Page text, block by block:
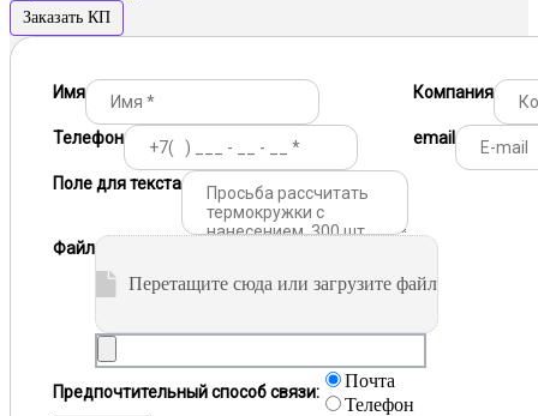
Заказать КП
Имя Компания
Телефон email
Поле для текста
Файл
Перетащите сюда или загрузите файл
Предпочтительный способ связи:
Почта
Телефон